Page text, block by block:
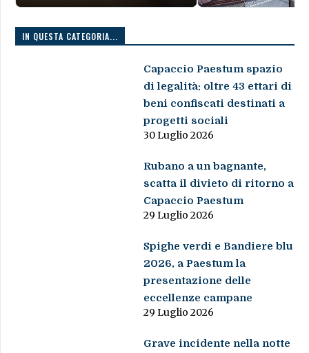
IN QUESTA CATEGORIA...
Capaccio Paestum spazio
di legalità: oltre 43 ettari di
beni confiscati destinati a
progetti sociali
30 Luglio 2026
Rubano a un bagnante,
scatta il divieto di ritorno a
Capaccio Paestum
29 Luglio 2026
Spighe verdi e Bandiere blu
2026, a Paestum la
presentazione delle
eccellenze campane
29 Luglio 2026
Grave incidente nella notte